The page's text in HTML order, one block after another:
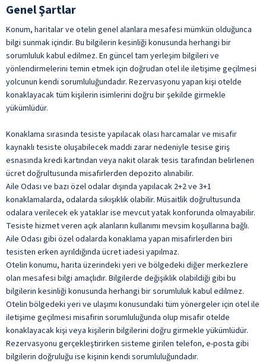
Bagaj Muhafaza Odası
Çamaşırhane
Dinlenme Salonu
Emanet Kasa
Genel Alan Wifi
Günlük Temizlik Hizmeti
Hızlı Check-In / Check-Out
Konferans Salonu
Kuru Temizleme
Lobi Wifi
Sigara İçme Alanı
Toplantı Salonu
Transfer Servisi
TV Odası
Uyandırma Servisi
Wifi
ile belirtilen özellikler ücretlidir.
Engelli Kullanımına Uygun Tuvalet
Engelli Odası
Engelli Rampası
Lobi
Tekerlekli Sandalye Kullanımına Uygun
Teras
Genel Şartlar
Konum, haritalar ve otelin genel alanlara mesafesi mümkün olduğunca
bilgi sunmak içindir. Bu bilgilerin kesinliği konusunda herhangi bir
sorumluluk kabul edilmez. En güncel tam yerleşim bilgileri ve
yönlendirmelerini temin etmek için doğrudan otel ile iletişime geçilmesi
yolcunun kendi sorumluluğundadır. Rezervasyonu yapan kişi otelde
konaklayacak tüm kişilerin isimlerini doğru bir şekilde girmekle
yükümlüdür.
Konaklama sırasında tesiste yapılacak olası harcamalar ve misafir
kaynaklı tesiste oluşabilecek maddi zarar nedeniyle tesise giriş
esnasında kredi kartından veya nakit olarak tesis tarafından belirlenen
ücret doğrultusunda misafirlerden depozito alınabilir.
Aile Odası ve bazı özel odalar dışında yapılacak 2+2 ve 3+1
konaklamalarda, odalarda sıkışıklık olabilir. Müsaitlik doğrultusunda
odalara verilecek ek yataklar ise mevcut yatak konforunda olmayabilir.
Tesiste hizmet veren açık alanların kullanımı mevsim koşullarına bağlı.
Aile Odası gibi özel odalarda konaklama yapan misafirlerden biri
tesisten erken ayrıldığında ücret iadesi yapılmaz.
Otelin konumu, harita üzerindeki yeri ve bölgedeki diğer merkezlere
olan mesafesi bilgi amaçlıdır. Bilgilerde değişiklik olabildiği gibi bu
bilgilerin kesinliği konusunda herhangi bir sorumluluk kabul edilmez.
Otelin bölgedeki yeri ve ulaşımı konusundaki tüm yönergeler için otel ile
iletişime geçilmesi misafirin sorumluluğunda olup misafir otelde
konaklayacak kişi veya kişilerin bilgilerini doğru girmekle yükümlüdür.
Rezervasyonu gerçekleştirirken sisteme girilen telefon, e-posta gibi
bilgilerin doğruluğu ise kişinin kendi sorumluluğundadır.